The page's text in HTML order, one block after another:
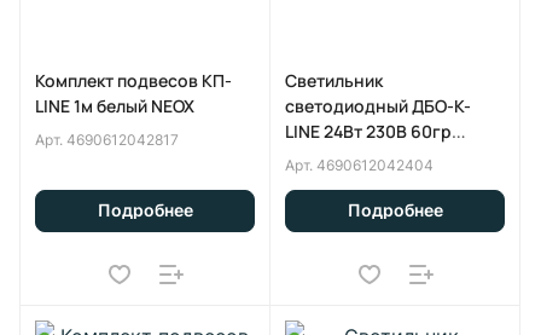
Комплект подвесов КП-
LINE 1м белый NEOX
Арт. 4690612042817
Подробнее
Светильник
светодиодный ДБО-K-
LINE 24Вт 230В 60гр
6500К 2280Лм 95Лм/Вт
белый IP40 NEOX
Арт. 4690612042404
Подробнее